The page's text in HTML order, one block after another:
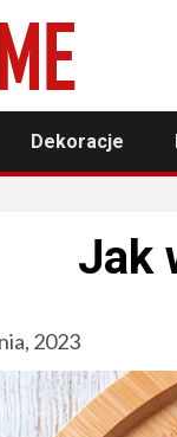
Dekoracje
Jak
2023